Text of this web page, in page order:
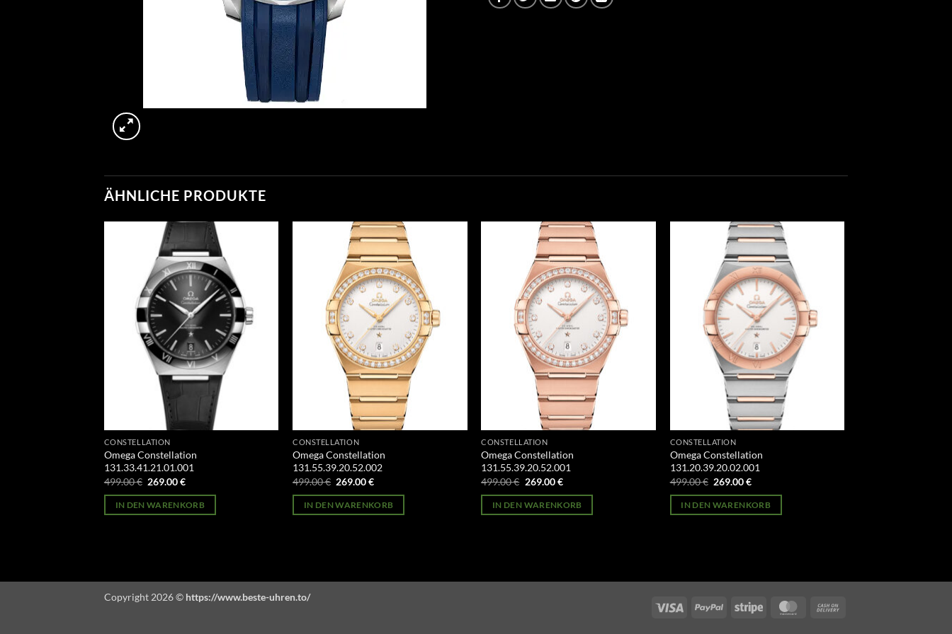
ÄHNLICHE PRODUKTE
CONSTELLATION
Omega Constellation
131.33.41.21.01.001
499.00€ Ursprünglicher
war:
499.00 €
269.00€Aktueller
ist:
269.00 €.
IN DEN WARENKORB
CONSTELLATION
Omega Constellation
131.55.39.20.52.002
499.00€ Ursprünglicher
war:
499.00 €
269.00€Aktueller
ist:
269.00 €.
IN DEN WARENKORB
CONSTELLATION
Omega Constellation
131.55.39.20.52.001
499.00€ Ursprünglicher
war:
499.00 €
269.00€Aktueller
ist:
269.00 €.
IN DEN WARENKORB
CONSTELLATION
Omega Constellation
131.20.39.20.02.001
499.00€ Ursprünglicher
war:
499.00 €
269.00€Aktueller
ist:
269.00 €.
IN DEN WARENKORB
Visa PayPal Stripe MasterCard
Copyright 2026 © https://www.beste-uhren.to/